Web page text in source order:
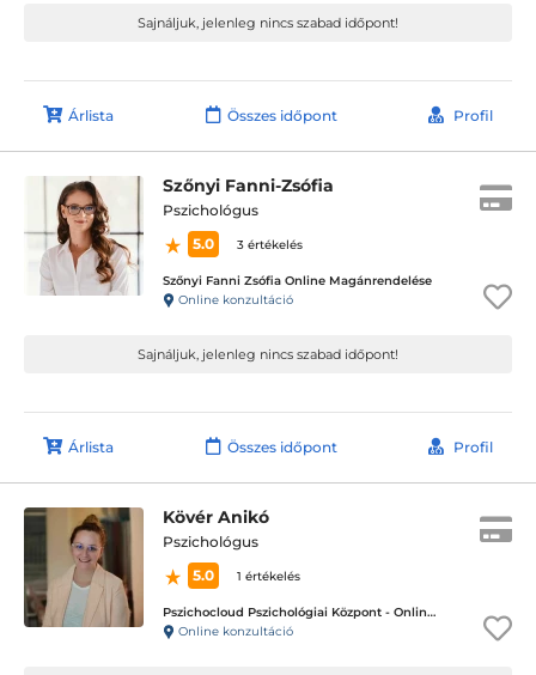
Sajnáljuk, jelenleg nincs szabad időpont!
Árlista Összes időpont Profil
Szőnyi Fanni-Zsófia
Pszichológus
5.0
3 értékelés
Szőnyi Fanni Zsófia Online Magánrendelése
Online konzultáció
Sajnáljuk, jelenleg nincs szabad időpont!
Árlista Összes időpont Profil
Kövér Anikó
Pszichológus
5.0
1 értékelés
Pszichocloud Pszichológiai Központ - Online ügyfélfogadás
Online konzultáció